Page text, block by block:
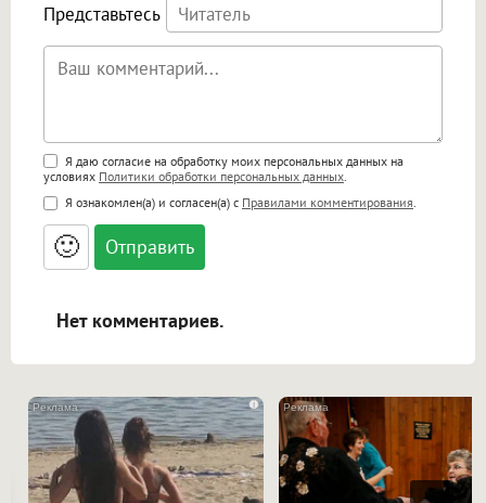
Представьтесь
Поддержка HTML
<b>, <strong>, <u>, <i>, <em>, <s>, <big>,
<small>, <sup>, <sub>, <pre>, <ul>, <ol>, <li>,
<blockquote>, <code> экранирует HTML,
адреса URL автоматически становятся
ссылками, и [img]адрес[/img] будет
Я даю согласие на обработку моих персональных данных на
условиях Политики обработки персональных данных.
Я ознакомлен(а) и согласен(а) с Правилами комментирования.
🙂
Нет комментариев.
i